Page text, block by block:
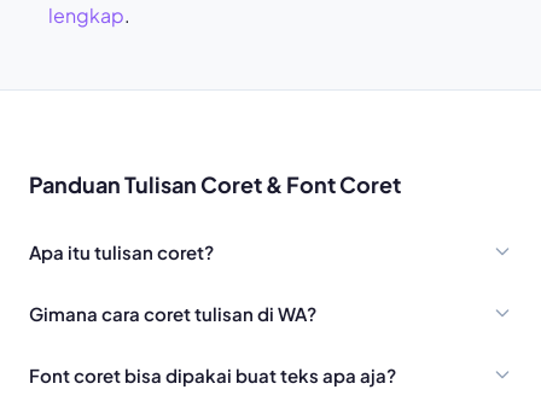
lengkap.
Panduan Tulisan Coret & Font Coret
Apa itu tulisan coret?
Gimana cara coret tulisan di WA?
Font coret bisa dipakai buat teks apa aja?